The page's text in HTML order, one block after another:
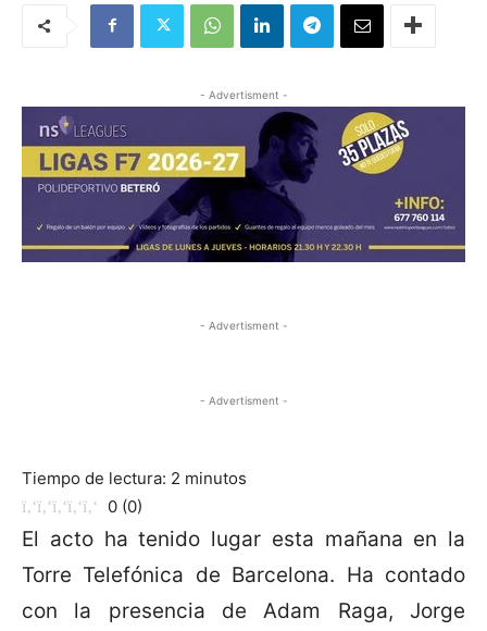
- Advertisment -
- Advertisment -
- Advertisment -
Tiempo de lectura: 2 minutos
0 (0)
El acto ha tenido lugar esta mañana en la
Torre Telefónica de Barcelona. Ha contado
con la presencia de Adam Raga, Jorge